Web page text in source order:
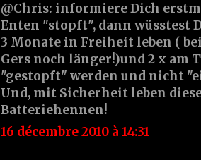
@Chris: informiere Dich
Enten "stopft", dann wüsstest
3 Monate in Freiheit leben (
Gers noch länger!)und 2 x am
"gestopft" werden und nicht
Und, mit Sicherheit leben
Batteriehennen!
16 décembre 2010 à 14:31